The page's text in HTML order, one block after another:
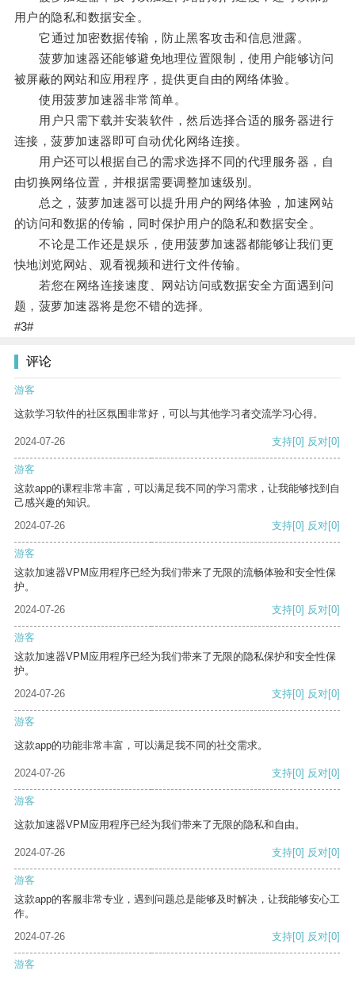
用户的隐私和数据安全。
它通过加密数据传输，防止黑客攻击和信息泄露。
菠萝加速器还能够避免地理位置限制，使用户能够访问
被屏蔽的网站和应用程序，提供更自由的网络体验。
使用菠萝加速器非常简单。
用户只需下载并安装软件，然后选择合适的服务器进行
连接，菠萝加速器即可自动优化网络连接。
用户还可以根据自己的需求选择不同的代理服务器，自
由切换网络位置，并根据需要调整加速级别。
总之，菠萝加速器可以提升用户的网络体验，加速网站
的访问和数据的传输，同时保护用户的隐私和数据安全。
不论是工作还是娱乐，使用菠萝加速器都能够让我们更
快地浏览网站、观看视频和进行文件传输。
若您在网络连接速度、网站访问或数据安全方面遇到问
题，菠萝加速器将是您不错的选择。
#3#
评论
游客
这款学习软件的社区氛围非常好，可以与其他学习者交流学习心得。
2024-07-26 支持[0] 反对[0]
游客
这款app的课程非常丰富，可以满足我不同的学习需求，让我能够找到自
己感兴趣的知识。
2024-07-26
支持[0] 反对[0]
游客
这款加速器VPM应用程序已经为我们带来了无限的流畅体验和安全性保
护。
2024-07-26
支持[0] 反对[0]
游客
这款加速器VPM应用程序已经为我们带来了无限的隐私保护和安全性保
护。
2024-07-26
支持[0] 反对[0]
游客
这款app的功能非常丰富，可以满足我不同的社交需求。
2024-07-26 支持[0] 反对[0]
游客
这款加速器VPM应用程序已经为我们带来了无限的隐私和自由。
2024-07-26 支持[0] 反对[0]
游客
这款app的客服非常专业，遇到问题总是能够及时解决，让我能够安心工
作。
2024-07-26
支持[0] 反对[0]
游客